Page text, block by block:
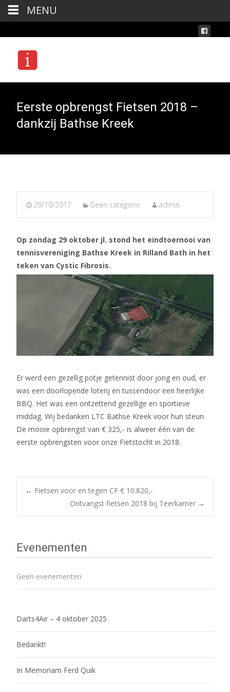
Eerste opbrengst Fietsen 2018 –
dankzij Bathse Kreek
29/10/2017 Geen categorie admin
Op zondag 29 oktober jl. stond het eindtoernooi van
tennisvereniging Bathse Kreek in Rilland Bath in het
teken van Cystic Fibrosis.
Er werd een gezellig potje getennist door jong en oud, er
was een doorlopende loterij en tussendoor een heerlijke
BBQ. Het was een ontzettend gezellige en sportieve
middag. Wij bedanken LTC Bathse Kreek voor hun steun.
De mooie opbrengst van € 325,- is alweer één van de
eerste opbrengsten voor onze Fietstocht in 2018.
Bericht
← Fietsen voor en tegen CF € 10.820,-
Ontvangst fietsen 2018 bij Teerkamer →
Evenementen
Geen evenementen
Darts4Air – 4 oktober 2025
Bedankt!
In Memoriam Ferd Quik
MENU